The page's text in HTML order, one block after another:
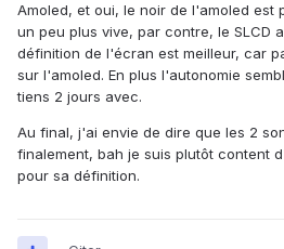
Amoled, et oui, le noir de l'amoled est
un peu plus vive, par contre, le SLCD
définition de l'écran est meilleur, car
sur l'amoled. En plus l'autonomie
tiens 2 jours avec.
Au final, j'ai envie de dire que les 2
finalement, bah je suis plutôt content
pour sa définition.